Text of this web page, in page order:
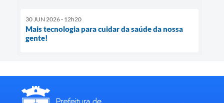
30 JUN 2026 - 12h20
Mais tecnologia para cuidar da saúde da nossa
gente!